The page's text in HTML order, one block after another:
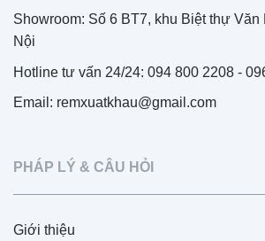
Showroom: Số 6 BT7, khu Biệt thự
Nội
Hotline tư vấn 24/24: 094 800 2208 -
Email: remxuatkhau@gmail.com
PHÁP LÝ & CÂU HỎI
Giới thiệu